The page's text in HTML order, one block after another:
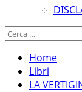
Ricerca
Home
Libri
LA